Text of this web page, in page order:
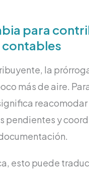
para
la
más de aire.
reacomodar
pendientes y
esto puede